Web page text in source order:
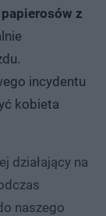
z
incydentu
kobieta
działający na
naszego